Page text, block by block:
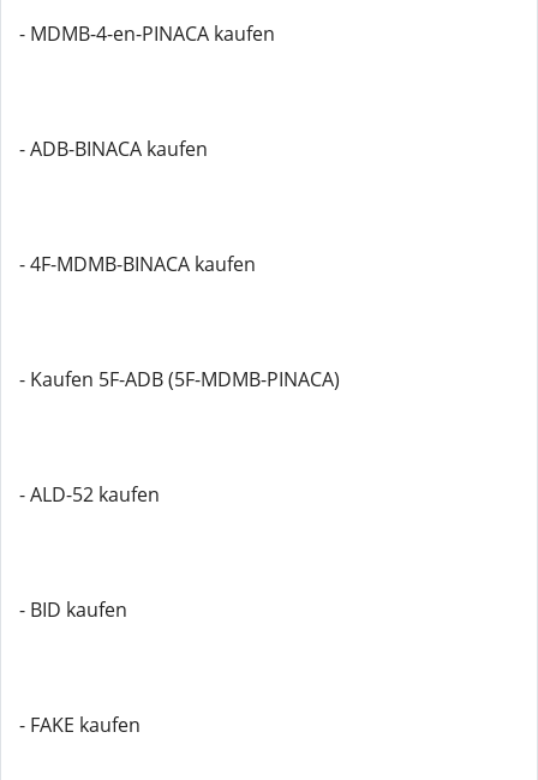
- MDMB-4-en-PINACA kaufen
- ADB-BINACA kaufen
- 4F-MDMB-BINACA kaufen
- Kaufen 5F-ADB (5F-MDMB-PINACA)
- ALD-52 kaufen
- BID kaufen
- FAKE kaufen